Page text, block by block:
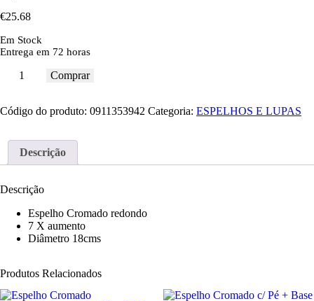
€25.68
Em Stock
Entrega em 72 horas
Comprar
Código do produto: 0911353942 Categoria: ESPELHOS E LUPAS
Descrição
Descrição
Espelho Cromado redondo
7 X aumento
Diâmetro 18cms
Produtos Relacionados